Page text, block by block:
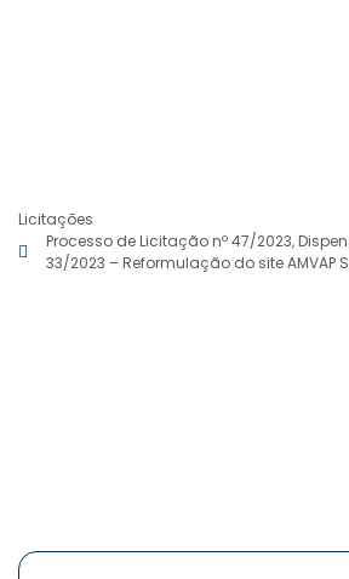
Licitações
Processo de Licitação nº 47/2023,
33/2023 – Reformulação do site AMVAP